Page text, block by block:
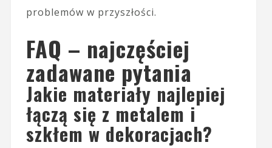
problemów w przyszłości.
FAQ – najczęściej
zadawane pytania
Jakie materiały najlepiej
łączą się z metalem i
szkłem w dekoracjach?